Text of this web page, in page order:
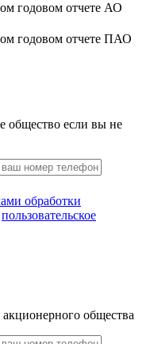
годовом отчете АО
годовом отчете ПАО
общество если вы не
обработки
пользовательское
общества